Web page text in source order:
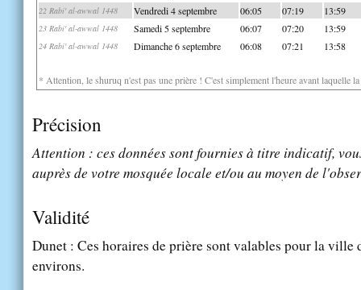
22 Rabi' al-awwal 1448 Vendredi 4 septembre 06:05 07:19 13:59
23 Rabi' al-awwal 1448 Samedi 5 septembre 06:07 07:20 13:59
24 Rabi' al-awwal 1448 Dimanche 6 septembre 06:08 07:21 13:58
* Attention, le shuruq n'est pas une prière ! C'est simplement l'heure avant laquelle
Précision
Attention : ces données sont fournies à titre indicatif,
auprès de votre mosquée locale et/ou au moyen de
Validité
Dunet : Ces horaires de prière sont valables pour la ville
environs.